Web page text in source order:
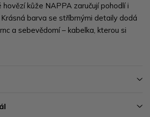
kůže NAPPA zaručují pohodlí i
barva se stříbrnými detaily dodá
a sebevědomí – kabelka, kterou si